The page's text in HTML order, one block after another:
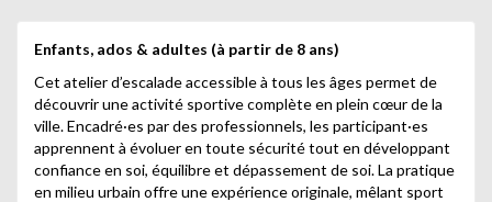
Enfants, ados & adultes (à partir de 8 ans)
Cet atelier d’escalade accessible à tous les âges permet de
découvrir une activité sportive complète en plein cœur de la
ville. Encadré·es par des professionnels, les participant·es
apprennent à évoluer en toute sécurité tout en développant
confiance en soi, équilibre et dépassement de soi. La pratique
en milieu urbain offre une expérience originale, mêlant sport